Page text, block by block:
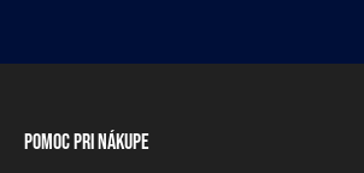
Pomoc pri nákupe